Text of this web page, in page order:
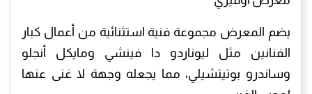
يضم المعرض مجموعة فنية استثنائية من أعمال كبار
الفنانين مثل ليوناردو دا فينشي ومايكل أنجلو
وساندرو بوتيتشيلي، مما يجعله وجهة لا غنى عنها